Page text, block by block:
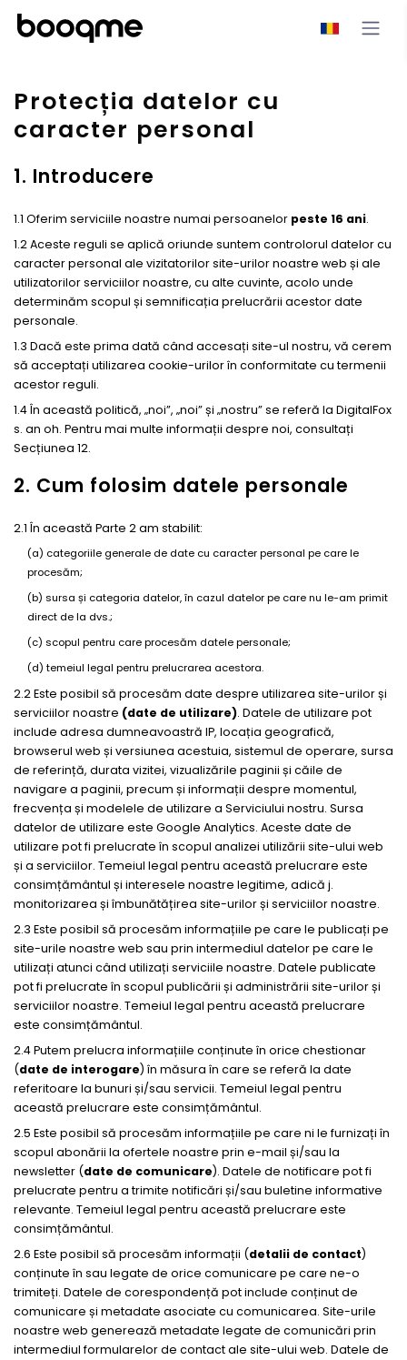
Protecția datelor cu
caracter personal
1. Introducere
1.1 Oferim serviciile noastre numai persoanelor peste 16 ani.
1.2 Aceste reguli se aplică oriunde suntem controlorul datelor cu
caracter personal ale vizitatorilor site-urilor noastre web și ale
utilizatorilor serviciilor noastre, cu alte cuvinte, acolo unde
determinăm scopul și semnificația prelucrării acestor date
personale.
1.3 Dacă este prima dată când accesați site-ul nostru, vă cerem
să acceptați utilizarea cookie-urilor în conformitate cu termenii
acestor reguli.
1.4 În această politică, „noi”, „noi” și „nostru” se referă la DigitalFox
s. an oh. Pentru mai multe informații despre noi, consultați
Secțiunea 12.
2. Cum folosim datele personale
2.1 În această Parte 2 am stabilit:
(a) categoriile generale de date cu caracter personal pe care le
procesăm;
(b) sursa și categoria datelor, în cazul datelor pe care nu le-am primit
direct de la dvs.;
(c) scopul pentru care procesăm datele personale;
(d) temeiul legal pentru prelucrarea acestora.
2.2 Este posibil să procesăm date despre utilizarea site-urilor și
serviciilor noastre (date de utilizare). Datele de utilizare pot
include adresa dumneavoastră IP, locația geografică,
browserul web și versiunea acestuia, sistemul de operare, sursa
de referință, durata vizitei, vizualizările paginii și căile de
navigare a paginii, precum și informații despre momentul,
frecvența și modelele de utilizare a Serviciului nostru. Sursa
datelor de utilizare este Google Analytics. Aceste date de
utilizare pot fi prelucrate în scopul analizei utilizării site-ului web
și a serviciilor. Temeiul legal pentru această prelucrare este
consimțământul și interesele noastre legitime, adică j.
monitorizarea și îmbunătățirea site-urilor și serviciilor noastre.
2.3 Este posibil să procesăm informațiile pe care le publicați pe
site-urile noastre web sau prin intermediul datelor pe care le
utilizați atunci când utilizați serviciile noastre. Datele publicate
pot fi prelucrate în scopul publicării și administrării site-urilor și
serviciilor noastre. Temeiul legal pentru această prelucrare
este consimțământul.
2.4 Putem prelucra informațiile conținute în orice chestionar
(date de interogare) în măsura în care se referă la date
referitoare la bunuri și/sau servicii. Temeiul legal pentru
această prelucrare este consimțământul.
2.5 Este posibil să procesăm informațiile pe care ni le furnizați în
scopul abonării la ofertele noastre prin e-mail și/sau la
newsletter (date de comunicare). Datele de notificare pot fi
prelucrate pentru a trimite notificări și/sau buletine informative
relevante. Temeiul legal pentru această prelucrare este
consimțământul.
2.6 Este posibil să procesăm informații (detalii de contact)
conținute în sau legate de orice comunicare pe care ne-o
trimiteți. Datele de corespondență pot include conținut de
comunicare și metadate asociate cu comunicarea. Site-urile
noastre web generează metadate legate de comunicări prin
intermediul formularelor de contact ale site-ului web. Datele de